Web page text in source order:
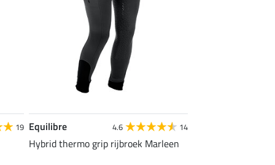
19 Equilibre 4.6 14
Hybrid thermo grip rijbroek Marleen